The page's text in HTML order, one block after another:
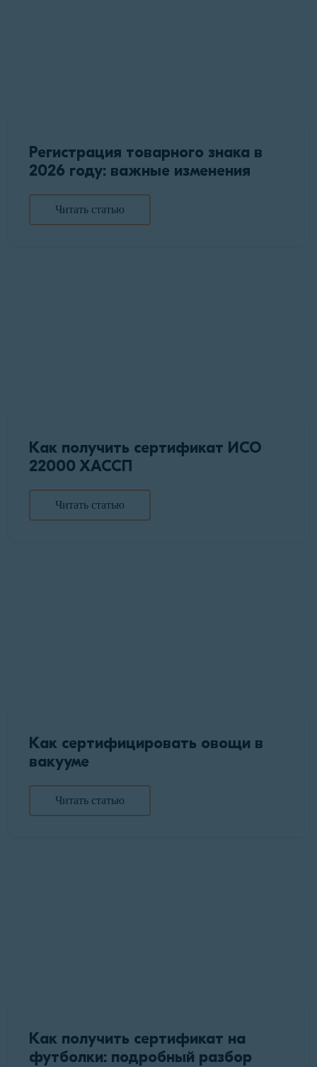
Регистрация товарного знака в
2026 году: важные изменения
Читать статью
Как получить сертификат ИСО
22000 ХАССП
Читать статью
Как сертифицировать овощи в
вакууме
Читать статью
Как получить сертификат на
футболки: подробный разбор